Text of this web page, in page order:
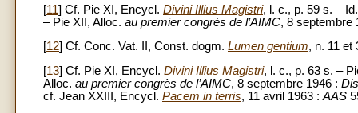
[11] Cf. Pie XI, Encycl. Divini Illius Magistri, l. c., p. 59 s. –
– Pie XII, Alloc. au premier congrès de l’AIMC, 8 septembre
[12] Cf. Conc. Vat. II, Const. dogm. Lumen gentium, n. 11 et
[13] Cf. Pie XI, Encycl. Divini Illius Magistri, l. c., p. 63 s. –
Alloc. au premier congrès de l’AIMC, 8 septembre 1946 :
cf. Jean XXIII, Encycl. Pacem in terris, 11 avril 1963 : AAS